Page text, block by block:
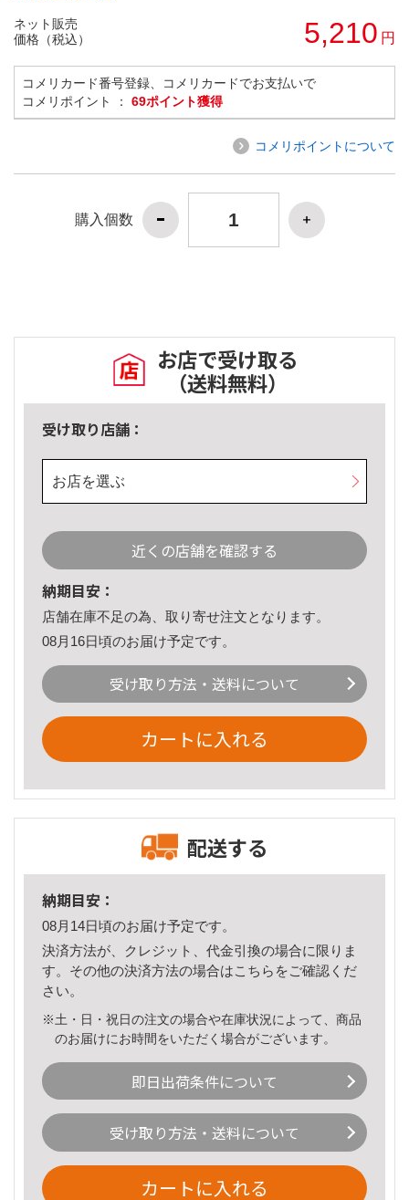
ネット販売
価格（税込）
5,210 円
コメリカード番号登録、コメリカードでお支払いで
コメリポイント ： 69ポイント獲得
コメリポイントについて
購入個数
お店で受け取る
（送料無料）
受け取り店舗：
お店を選ぶ
近くの店舗を確認する
納期目安：
店舗在庫不足の為、取り寄せ注文となります。
08月16日頃のお届け予定です。
受け取り方法・送料について
カートに入れる
配送する
納期目安：
08月14日頃のお届け予定です。
決済方法が、クレジット、代金引換の場合に限りま
す。その他の決済方法の場合はこちら をご確認くだ
さい。
※土・日・祝日の注文の場合や在庫状況によって、商品
のお届けにお時間をいただく場合がございます。
即日出荷条件について
受け取り方法・送料について
カートに入れる